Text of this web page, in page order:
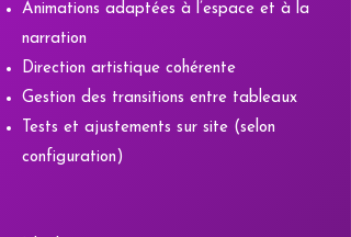
Animations adaptées à l’espace et à la
narration
Direction artistique cohérente
Gestion des transitions entre tableaux
Tests et ajustements sur site (selon
configuration)